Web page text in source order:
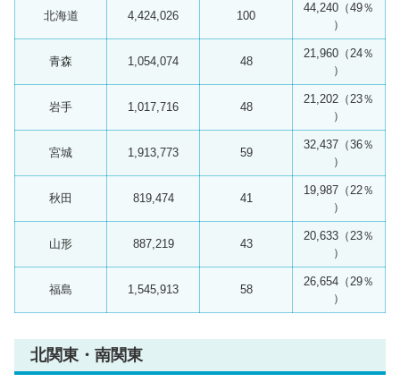
北海道 4,424,026 100
44,240（49％
）
青森 1,054,074 48
21,960（24％
）
岩手 1,017,716 48
21,202（23％
）
宮城 1,913,773 59
32,437（36％
）
秋田 819,474 41
19,987（22％
）
山形 887,219 43
20,633（23％
）
福島 1,545,913 58
26,654（29％
）
北関東・南関東